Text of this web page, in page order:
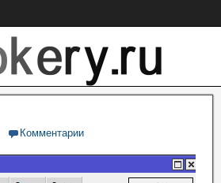
Комментарии